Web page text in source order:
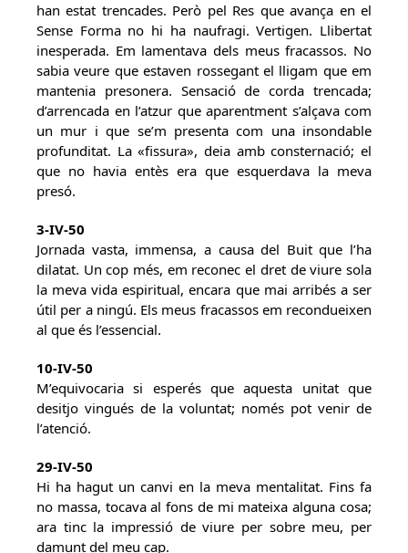
han estat trencades. Però pel Res que avança en el
Sense Forma no hi ha naufragi. Vertigen. Llibertat
inesperada. Em lamentava dels meus fracassos. No
sabia veure que estaven rossegant el lligam que em
mantenia presonera. Sensació de corda trencada;
d’arrencada en l’atzur que aparentment s’alçava com
un mur i que se’m presenta com una insondable
profunditat. La «fissura», deia amb consternació; el
que no havia entès era que esquerdava la meva
presó.
3-IV-50
Jornada vasta, immensa, a causa del Buit que l’ha
dilatat. Un cop més, em reconec el dret de viure sola
la meva vida espiritual, encara que mai arribés a ser
útil per a ningú. Els meus fracassos em recondueixen
al que és l’essencial.
10-IV-50
M’equivocaria si esperés que aquesta unitat que
desitjo vingués de la voluntat; només pot venir de
l’atenció.
29-IV-50
Hi ha hagut un canvi en la meva mentalitat. Fins fa
no massa, tocava al fons de mi mateixa alguna cosa;
ara tinc la impressió de viure per sobre meu, per
damunt del meu cap.